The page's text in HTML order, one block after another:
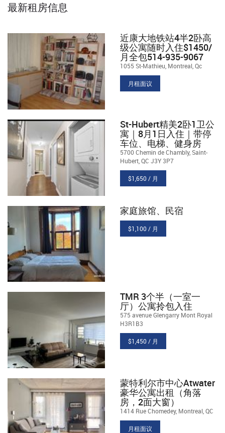
最新租房信息
近康大地铁站4半2卧高
级公寓随时入住$1450/
月全包514-935-9067
1055 St-Mathieu, Montreal, Qc
月租面议
St-Hubert精美2卧1卫公
寓｜8月1日入住｜带停
车位、电梯、健身房
5700 Chemin de Chambly, Saint-
Hubert, QC J3Y 3P7
$1,650 / 月
家庭旅馆、民宿
$1,100 / 月
TMR 3个半（一室一
厅）公寓拎包入住
575 avenue Glengarry Mont Royal
H3R1B3
$1,450 / 月
蒙特利尔市中心Atwater
豪华公寓出租（角落
房，2面大窗）
1414 Rue Chomedey, Montreal, QC
月租面议